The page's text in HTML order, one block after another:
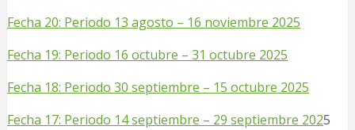
Fecha 20: Periodo 13 agosto – 16 noviembre 2025
Fecha 19: Periodo 16 octubre – 31 octubre 2025
Fecha 18: Periodo 30 septiembre – 15 octubre 2025
Fecha 17: Periodo 14 septiembre – 29 septiembre 2025